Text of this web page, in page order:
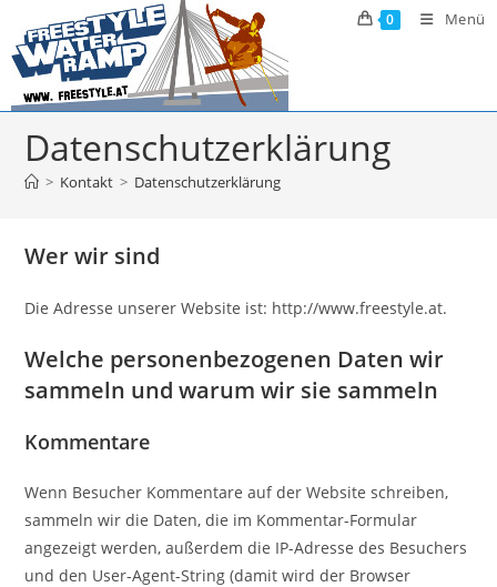
Inhalt
springen
0 Menü
Datenschutzerklärung
> Kontakt > Datenschutzerklärung
Wer wir sind
Die Adresse unserer Website ist: http://www.freestyle.at.
Welche personenbezogenen Daten wir
sammeln und warum wir sie sammeln
Kommentare
Wenn Besucher Kommentare auf der Website schreiben,
sammeln wir die Daten, die im Kommentar-Formular
angezeigt werden, außerdem die IP-Adresse des Besuchers
und den User-Agent-String (damit wird der Browser